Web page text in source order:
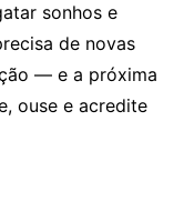
sonhos e
de novas
— e a próxima
ouse e acredite